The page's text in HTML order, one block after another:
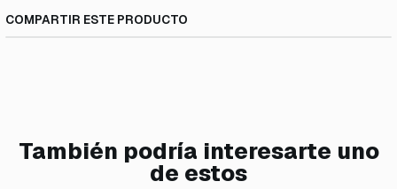
COMPARTIR ESTE PRODUCTO
También podría interesarte uno
de estos